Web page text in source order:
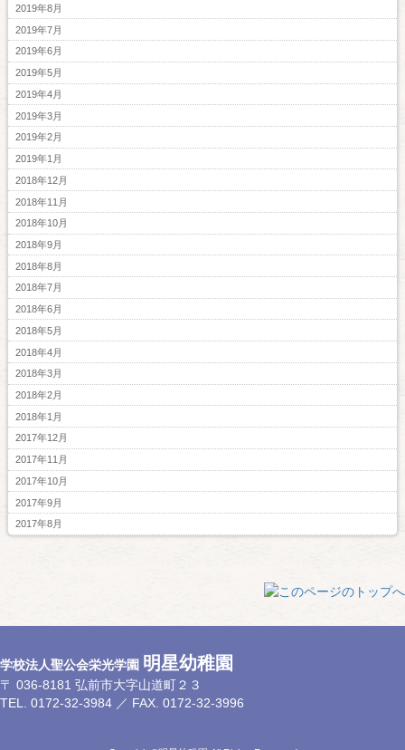
2019年8月
2019年7月
2019年6月
2019年5月
2019年4月
2019年3月
2019年2月
2019年1月
2018年12月
2018年11月
2018年10月
2018年9月
2018年8月
2018年7月
2018年6月
2018年5月
2018年4月
2018年3月
2018年2月
2018年1月
2017年12月
2017年11月
2017年10月
2017年9月
2017年8月
学校法人聖公会栄光学園 明星幼稚園
〒 036-8181 弘前市大字山道町２３
TEL. 0172-32-3984 ／ FAX. 0172-32-3996